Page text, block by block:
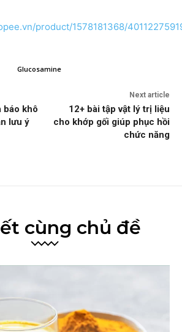
product/1578181368/
Glucosamine
báo khô
lưu ý
Next article
12+ bài tập vật lý trị liệu
cho khớp gối giúp phục hồi
chức năng
cùng chủ đề